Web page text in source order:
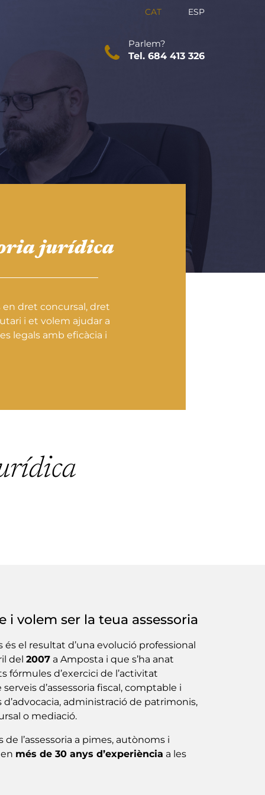
CAT ESP
Parlem?
Tel. 684 413 326
jurídica
dret concursal, dret
i et volem ajudar a
legals amb eficàcia i
i volem ser la teua assessoria
és el resultat d’una evolució professional
del 2007 a Amposta i que s’ha anat
fórmules d’exercici de l’activitat
d’assessoria fiscal, comptable i
d’advocacia, administració de patrimonis,
o mediació.
de l’assessoria a pimes, autònoms i
més de 30 anys d’experiència a les